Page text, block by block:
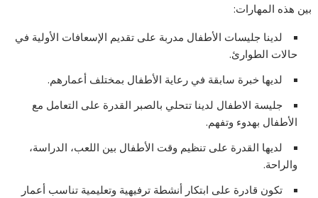
بين هذه المهارات:
لدينا جليسات الأطفال مدربة على تقديم الإسعافات الأولية في
حالات الطوارئ.
لديها خبرة سابقة في رعاية الأطفال بمختلف أعمارهم.
جليسة الاطفال لدينا تتحلي بالصبر القدرة على التعامل مع
الأطفال بهدوء وتفهم.
لديها القدرة على تنظيم وقت الأطفال بين اللعب، الدراسة،
والراحة.
تكون قادرة على ابتكار أنشطة ترفيهية وتعليمية تناسب أعمار